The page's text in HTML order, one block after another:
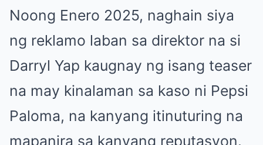
Noong Enero 2025, naghain siya
ng reklamo laban sa direktor na si
Darryl Yap kaugnay ng isang teaser
na may kinalaman sa kaso ni Pepsi
Paloma, na kanyang itinuturing na
mapanira sa kanyang reputasyon.